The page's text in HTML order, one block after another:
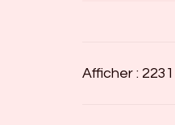
Afficher :